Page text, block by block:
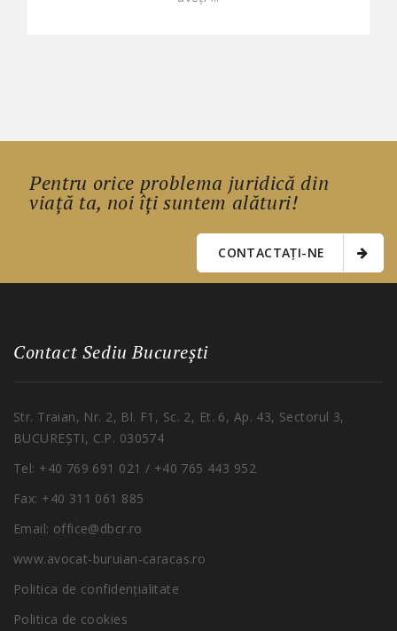
Pentru orice problema juridică din
viață ta, noi îți suntem alături!
CONTACTAȚI-NE
Contact Sediu București
Str. Traian, Nr. 2, Bl. F1, Sc. 2, Et. 6, Ap. 43, Sectorul 3,
BUCUREȘTI, C.P. 030574
Tel: +40 769 691 021 / +40 765 443 952
Fax: +40 311 061 885
Email: office@dbcr.ro
www.avocat-buruian-caracas.ro
Politica de confidențialitate
Politica de cookies